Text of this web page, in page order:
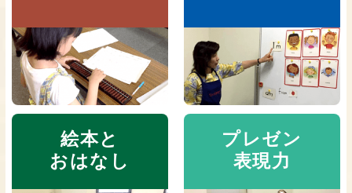
絵本と
おはなし
プレゼン
表現力